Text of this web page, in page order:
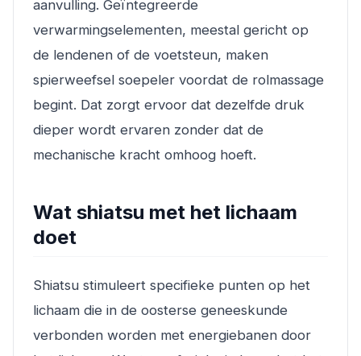
aanvulling. Geïntegreerde
verwarmingselementen, meestal gericht op
de lendenen of de voetsteun, maken
spierweefsel soepeler voordat de rolmassage
begint. Dat zorgt ervoor dat dezelfde druk
dieper wordt ervaren zonder dat de
mechanische kracht omhoog hoeft.
Wat shiatsu met het lichaam
doet
Shiatsu stimuleert specifieke punten op het
lichaam die in de oosterse geneeskunde
verbonden worden met energiebanen door